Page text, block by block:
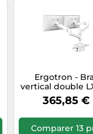
Ergotron -
vertical double
- VESA pour 2
jusqu'à 27" 4-10
365,85 €
Comparer 13